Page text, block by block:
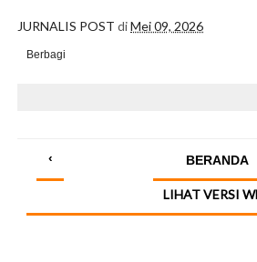
JURNALIS POST diMei 09, 2026
Berbagi
‹ BERANDA
LIHAT VERSI